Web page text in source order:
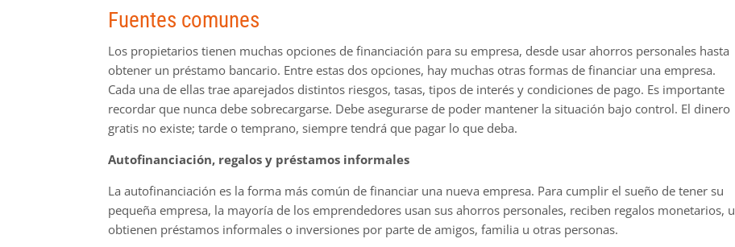
Fuentes comunes
Los propietarios tienen muchas opciones de financiación para su empresa, desde usar ahorros personales hasta
obtener un préstamo bancario. Entre estas dos opciones, hay muchas otras formas de financiar una empresa.
Cada una de ellas trae aparejados distintos riesgos, tasas, tipos de interés y condiciones de pago. Es importante
recordar que nunca debe sobrecargarse. Debe asegurarse de poder mantener la situación bajo control. El dinero
gratis no existe; tarde o temprano, siempre tendrá que pagar lo que deba.
Autofinanciación, regalos y préstamos informales
La autofinanciación es la forma más común de financiar una nueva empresa. Para cumplir el sueño de tener su
pequeña empresa, la mayoría de los emprendedores usan sus ahorros personales, reciben regalos monetarios, u
obtienen préstamos informales o inversiones por parte de amigos, familia u otras personas.